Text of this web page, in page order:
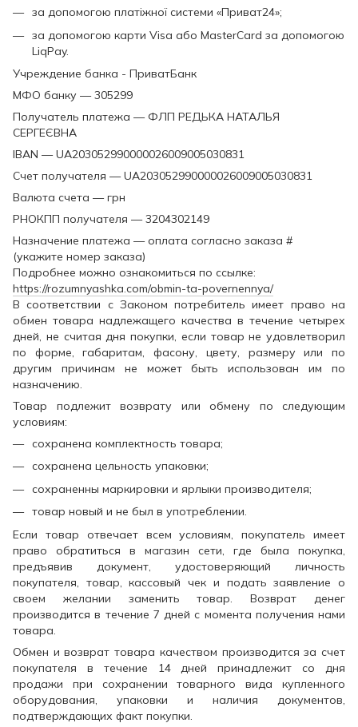
за допомогою платіжної системи «Приват24»;
за допомогою карти Visa або MasterCard за допомогою
LiqPay.
Учреждение банка - ПриватБанк
МФО банку — 305299
Получатель платежа — ФЛП РЕДЬКА НАТАЛЬЯ
СЕРГЕЄВНА
IBAN — UA203052990000026009005030831
Счет получателя — UA203052990000026009005030831
Валюта счета — грн
РНОКПП получателя — 3204302149
Назначение платежа — оплата согласно заказа #
(укажите номер заказа)
Подробнее можно ознакомиться по ссылке:
https://rozumnyashka.com/obmin-ta-povernennya/
В соответствии с Законом потребитель имеет право на
обмен товара надлежащего качества в течение четырех
дней, не считая дня покупки, если товар не удовлетворил
по форме, габаритам, фасону, цвету, размеру или по
другим причинам не может быть использован им по
назначению.
Товар подлежит возврату или обмену по следующим
условиям:
сохранена комплектность товара;
сохранена цельность упаковки;
сохраненны маркировки и ярлыки производителя;
товар новый и не был в употреблении.
Если товар отвечает всем условиям, покупатель имеет
право обратиться в магазин сети, где была покупка,
предъявив документ, удостоверяющий личность
покупателя, товар, кассовый чек и подать заявление о
своем желании заменить товар. Возврат денег
производится в течение 7 дней с момента получения нами
товара.
Обмен и возврат товара качеством производится за счет
покупателя в течение 14 дней принадлежит со дня
продажи при сохранении товарного вида купленного
оборудования, упаковки и наличия документов,
подтверждающих факт покупки.